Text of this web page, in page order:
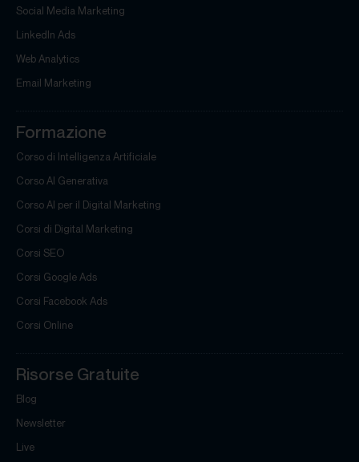
Social Media Marketing
LinkedIn Ads
Web Analytics
Email Marketing
Formazione
Corso di Intelligenza Artificiale
Corso AI Generativa
Corso AI per il Digital Marketing
Corsi di Digital Marketing
Corsi SEO
Corsi Google Ads
Corsi Facebook Ads
Corsi Online
Risorse Gratuite
Blog
Newsletter
Live